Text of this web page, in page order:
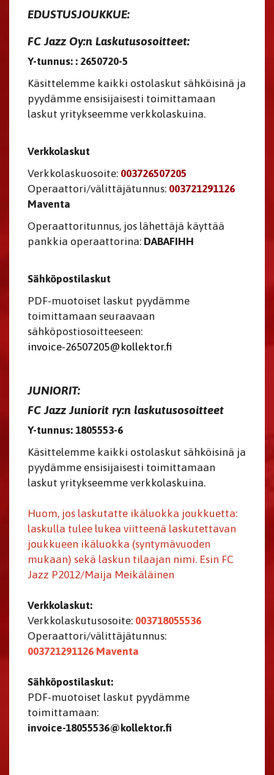
EDUSTUSJOUKKUE:
FC Jazz Oy:n Laskutusosoitteet:
Y-tunnus: : 2650720-5
Käsittelemme kaikki ostolaskut sähköisinä ja
pyydämme ensisijaisesti toimittamaan
laskut yritykseemme verkkolaskuina.
Verkkolaskut
Verkkolaskuosoite: 003726507205
Operaattori/välittäjätunnus: 003721291126
Maventa
Operaattoritunnus, jos lähettäjä käyttää
pankkia operaattorina: DABAFIHH
Sähköpostilaskut
PDF-muotoiset laskut pyydämme
toimittamaan seuraavaan
sähköpostiosoitteeseen:
invoice-26507205@kollektor.fi
JUNIORIT:
FC Jazz Juniorit ry:n laskutusosoitteet
Y-tunnus: 1805553-6
Käsittelemme kaikki ostolaskut sähköisinä ja
pyydämme ensisijaisesti toimittamaan
laskut yritykseemme verkkolaskuina.
Huom, jos laskutatte ikäluokka joukkuetta:
laskulla tulee lukea viitteenä laskutettavan
joukkueen ikäluokka (syntymävuoden
mukaan) sekä laskun tilaajan nimi. Esin FC
Jazz P2012/Maija Meikäläinen
Verkkolaskut:
Verkkolaskutusosoite: 003718055536
Operaattori/välittäjätunnus:
003721291126 Maventa
Sähköpostilaskut:
PDF-muotoiset laskut pyydämme
toimittamaan:
invoice-18055536@kollektor.fi